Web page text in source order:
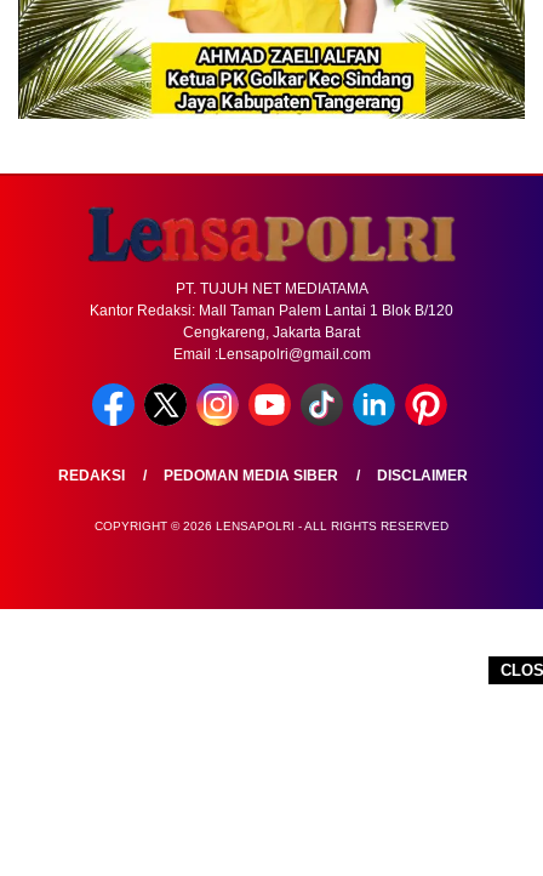
PT. TUJUH NET MEDIATAMA
Kantor Redaksi: Mall Taman Palem Lantai 1 Blok B/120
Cengkareng, Jakarta Barat
Email :Lensapolri@gmail.com
REDAKSI PEDOMAN MEDIA SIBER DISCLAIMER
COPYRIGHT © 2026 LENSAPOLRI - ALL RIGHTS RESERVED